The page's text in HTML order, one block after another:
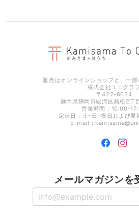
販売はオンラインショップと、一部
株式会社ユニグラ
〒422-8034
静岡県静岡市駿河区高松2丁
営業時間：10:00-
定休日：土･日･祝日および夏
E-mail：
メールマガジンを